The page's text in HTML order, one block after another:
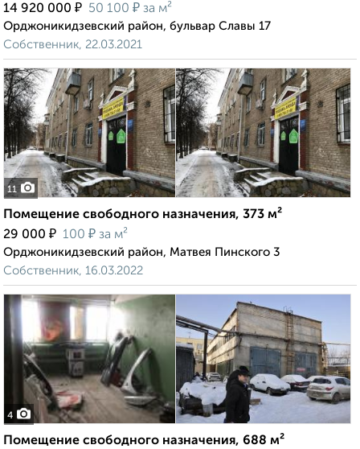
14 920 000 ₽ 50 100 ₽ за м²
Орджоникидзевский район, бульвар Славы 17
Собственник, 22.03.2021
11
Помещение свободного назначения, 373 м²
29 000 ₽ 100 ₽ за м²
Орджоникидзевский район, Матвея Пинского 3
Собственник, 16.03.2022
4
Помещение свободного назначения, 688 м²